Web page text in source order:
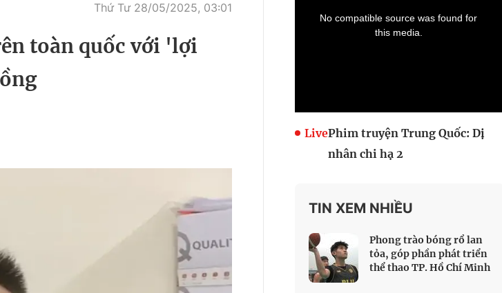
Cúp Truyền hình
Cuộc đua offroad
HTV
SEA Games 33
Doanh nhân Sài
Gòn
Thứ Tư 28/05/2025, 03:01
toàn quốc với 'lợi
LivePhim truyện Trung Quốc: Dị
nhân chi hạ 2
TIN XEM NHIỀU
Phong trào bóng rổ lan
tỏa, góp phần phát triển
thể thao TP. Hồ Chí Minh